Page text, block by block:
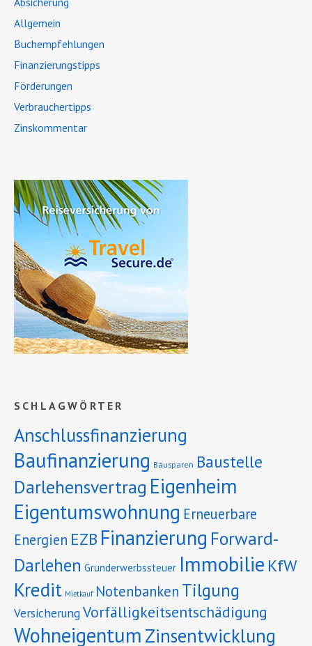
Allgemein
Buchempfehlungen
Finanzierungstipps
Förderungen
Verbrauchertipps
Zinskommentar
SCHLAGWÖRTER
Anschlussfinanzierung
Baufinanzierung Bausparen Baustelle
Darlehensvertrag Eigenheim
Eigentumswohnung Erneuerbare
Energien EZB Finanzierung Forward-
Darlehen Grunderwerbssteuer Immobilie KfW
Kredit Mietkauf Notenbanken Tilgung
VersicherungVorfälligkeitsentschädigung
Wohneigentum Zinsentwicklung